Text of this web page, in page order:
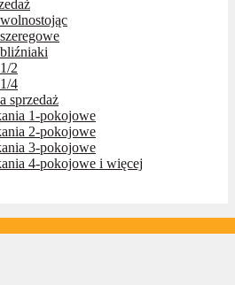
2
4
sprzedaż
1-pokojowe
2-pokojowe
3-pokojowe
4-pokojowe i więcej